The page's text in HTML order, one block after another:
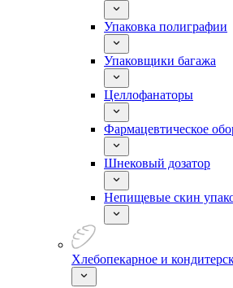
Упаковка полиграфии
Упаковщики багажа
Целлофанаторы
Фармацевтическое
Шнековый дозатор
Непищевые скин
Хлебопекарное и